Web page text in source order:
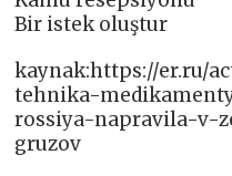
Bir istek oluştur
kaynak:https://er.ru/
tehnika-
rossiya-napravila-v-
gruzov